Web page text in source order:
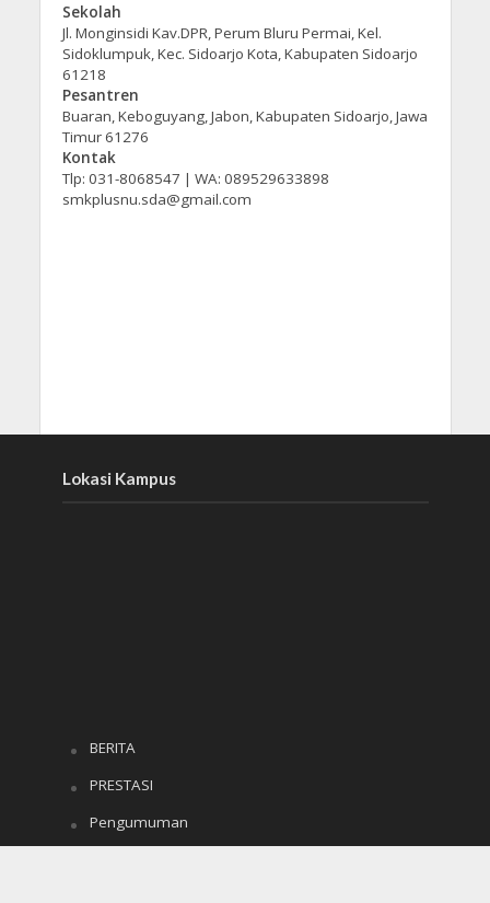
Sekolah
Jl. Monginsidi Kav.DPR, Perum Bluru Permai, Kel.
Sidoklumpuk, Kec. Sidoarjo Kota, Kabupaten Sidoarjo
61218
Pesantren
Buaran, Keboguyang, Jabon, Kabupaten Sidoarjo, Jawa
Timur 61276
Kontak
Tlp: 031-8068547 | WA: 089529633898
smkplusnu.sda@gmail.com
Lokasi Kampus
BERITA
PRESTASI
Pengumuman